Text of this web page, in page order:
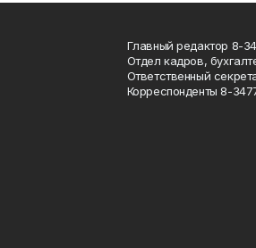
Главный редактор 8-
Отдел кадров,
Ответственный
Корреспонденты 8-